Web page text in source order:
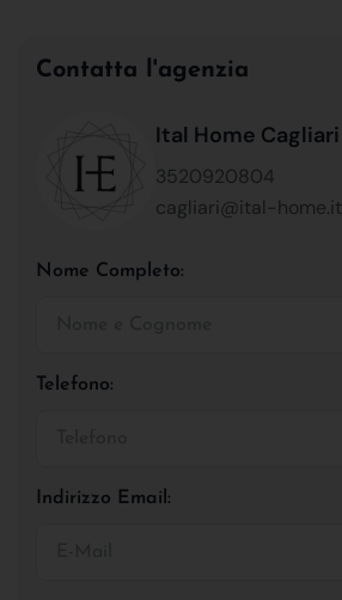
Contatta l'agenzia
Ital Home Cagliari
3520920804
cagliari@ital-home.it
Nome Completo:
Telefono:
Indirizzo Email: